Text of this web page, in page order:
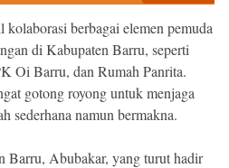
berbagai elemen pemuda
di Kabupaten Barru, seperti
Oi Barru, dan Rumah Panrita.
gotong royong untuk menjaga
sederhana namun bermakna.
Barru, Abubakar, yang turut hadir